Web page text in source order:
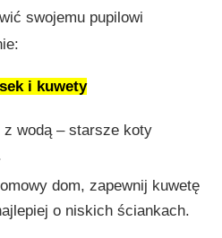
swojemu pupilowi
i kuwety
wodą – starsze koty
dom, zapewnij kuwetę
o niskich ściankach.